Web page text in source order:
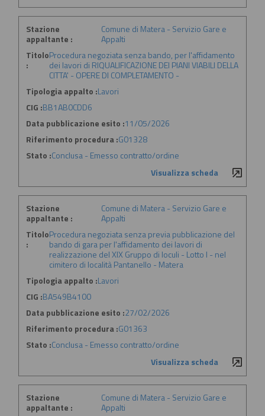
Stazione
appaltante :
Comune di Matera - Servizio Gare e
Appalti
Titolo
:
Procedura negoziata senza bando, per l'affidamento
dei lavori di RIQUALIFICAZIONE DEI PIANI VIABILI DELLA
CITTA' - OPERE DI COMPLETAMENTO -
Tipologia appalto :Lavori
CIG :BB1AB0CDD6
Data pubblicazione esito :11/05/2026
Riferimento procedura :G01328
Stato :Conclusa - Emesso contratto/ordine
Visualizza scheda
Stazione
appaltante :
Comune di Matera - Servizio Gare e
Appalti
Titolo
:
Procedura negoziata senza previa pubblicazione del
bando di gara per l'affidamento dei lavori di
realizzazione del XIX Gruppo di loculi - Lotto I - nel
cimitero di località Pantanello - Matera
Tipologia appalto :Lavori
CIG :BA549B4100
Data pubblicazione esito :27/02/2026
Riferimento procedura :G01363
Stato :Conclusa - Emesso contratto/ordine
Visualizza scheda
Stazione
appaltante :
Comune di Matera - Servizio Gare e
Appalti